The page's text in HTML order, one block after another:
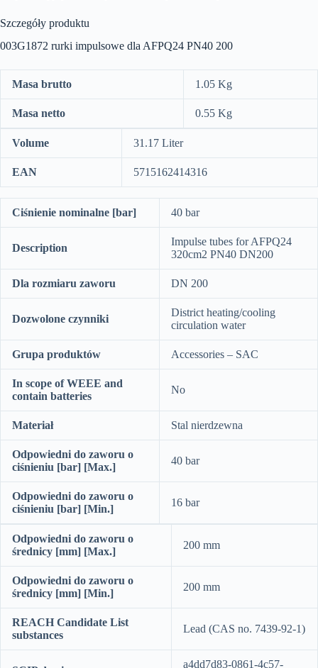
Szczegóły produktu
003G1872 rurki impulsowe dla AFPQ24 PN40 200
Masa brutto 1.05 Kg
Masa netto 0.55 Kg
Volume 31.17 Liter
EAN 5715162414316
Ciśnienie nominalne [bar] 40 bar
Description
Impulse tubes for AFPQ24
320cm2 PN40 DN200
Dla rozmiaru zaworu DN 200
Dozwolone czynniki
District heating/cooling
circulation water
Grupa produktów Accessories – SAC
In scope of WEEE and
contain batteries
No
Materiał Stal nierdzewna
Odpowiedni do zaworu o
ciśnieniu [bar] [Max.]
40 bar
Odpowiedni do zaworu o
ciśnieniu [bar] [Min.]
16 bar
Odpowiedni do zaworu o
średnicy [mm] [Max.]
200 mm
Odpowiedni do zaworu o
średnicy [mm] [Min.]
200 mm
REACH Candidate List
substances
Lead (CAS no. 7439-92-1)
a4dd7d83-0861-4c57-